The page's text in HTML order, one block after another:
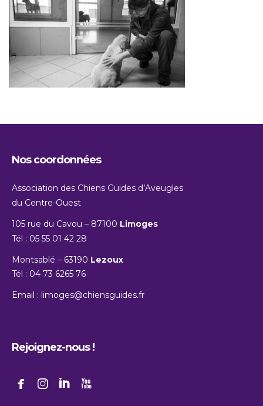
Nos coordonnées
Association des Chiens Guides d’Aveugles
du Centre-Ouest
105 rue du Cavou – 87100 Limoges
Tél : 05 55 01 42 28
Montsablé – 63190 Lezoux
Tél : 04 73 6265 76
Email : limoges@chiensguides.fr
Rejoignez-nous !
   